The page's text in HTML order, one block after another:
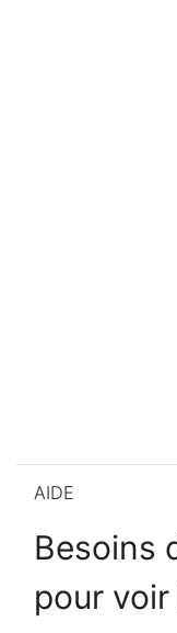
AIDE
Besoins
pour